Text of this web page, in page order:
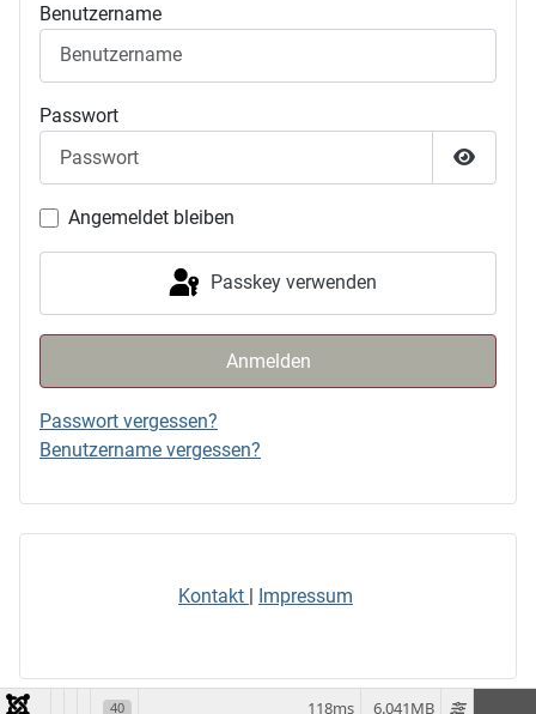
Benutzername
Passwort
Angemeldet bleiben
Passkey verwenden
Anmelden
Passwort vergessen?
Benutzername vergessen?
Kontakt Impressum
40 6.041MB
118ms